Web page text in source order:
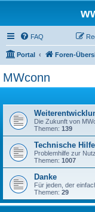
FAQ
Portal Foren-
MWconn
Die Zukunft von
Themen: 139
Technische Hilfe
Problemhilfe zur
Themen: 1007
Danke
Für jeden, der
Themen: 29